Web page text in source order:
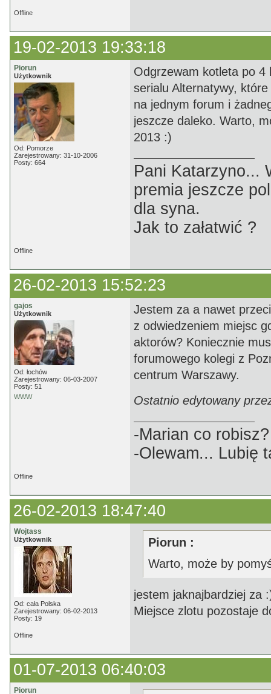
Offline
19-02-2013 19:33:18
Piorun
Użytkownik
Od: Pomorze
Zarejestrowany: 31-10-2006
Posty: 664
Odgrzewam kotleta po 4
serialu Alternatywy,
na jednym forum i
jeszcze daleko. Warto,
2013 :)
Pani Katarzyno...
premia jeszcze
dla syna.
Jak to załatwić ?
Offline
26-02-2013 15:52:23
gajos
Użytkownik
Od: łochów
Zarejestrowany: 06-03-2007
Posty: 51
WWW
Jestem za a nawet
z odwiedzeniem miejsc
aktorów? Koniecznie
forumowego kolegi z
centrum Warszawy.
Ostatnio edytowany
-Marian co robisz?
-Olewam... Lubię
Offline
26-02-2013 18:47:40
Wojtass
Użytkownik
Od: cała Polska
Zarejestrowany: 06-02-2013
Posty: 19
Piorun :
Warto, może by
jestem jaknajbardziej za
Miejsce zlotu pozostaje
Offline
01-07-2013 06:40:03
Piorun